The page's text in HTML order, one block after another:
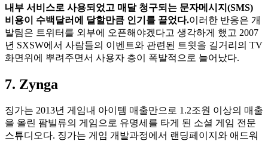
내부 서비스로 사용되었고 매달 청구되는 문자메시지(SMS)
비용이 수백달러에 달할만큼 인기를 끌었다.이러한 반응은 개
발팀은 트위터를 외부에 오픈해야겠다고 생각하게 했고 2007
년 SXSW에서 사람들의 이벤트와 관련된 트윗을 길거리의 TV
화면위에 뿌려주면서 사용자 층이 폭발적으로 늘어났다.
7. Zynga
징가는 2013년 게임내 아이템 매출만으로 1.2조원 이상의 매출
을 올린 팜빌류의 게임으로 유명세를 타게 된 소셜 게임 전문
스튜디오다. 징가는 게임 개발과정에서 랜딩페이지와 애드워